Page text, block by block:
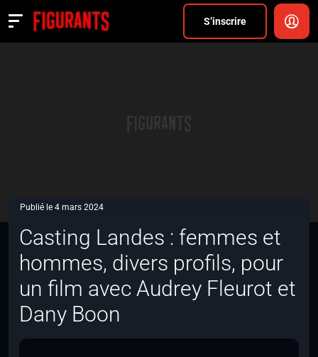
S’inscrire
Actualités
Publié le 4 mars 2024
Casting Landes : femmes et
hommes, divers profils, pour
un film avec Audrey Fleurot et
Dany Boon